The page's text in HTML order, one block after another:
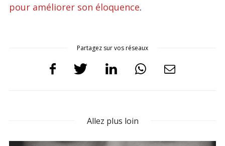
pour améliorer son éloquence.
Partagez sur vos réseaux
Allez plus loin